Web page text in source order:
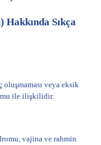
Sıkça
veya eksik
ile ilişkilidir.
vajina ve rahmin